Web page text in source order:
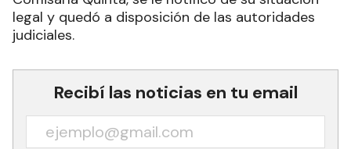
legal y quedó a disposición de las autoridades
judiciales.
Recibí las noticias en tu email